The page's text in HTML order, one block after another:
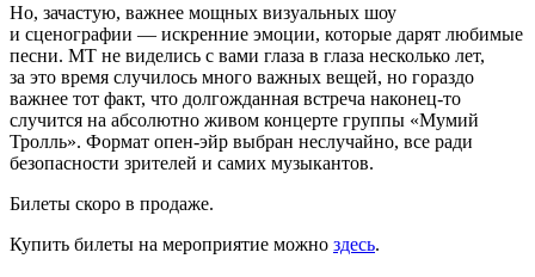
Но, зачастую, важнее мощных визуальных шоу
и сценографии — искренние эмоции, которые дарят любимые
песни. МТ не виделись с вами глаза в глаза несколько лет,
за это время случилось много важных вещей, но гораздо
важнее тот факт, что долгожданная встреча наконец-то
случится на абсолютно живом концерте группы «Мумий
Тролль». Формат опен-эйр выбран неслучайно, все ради
безопасности зрителей и самих музыкантов.
Билеты скоро в продаже.
Купить билеты на мероприятие можно здесь.